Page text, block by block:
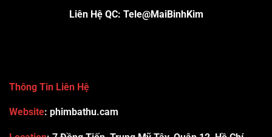
Liên Hệ QC: Tele@MaiBinhKim
Thông Tin Liên Hệ
Website: phimbathu.cam